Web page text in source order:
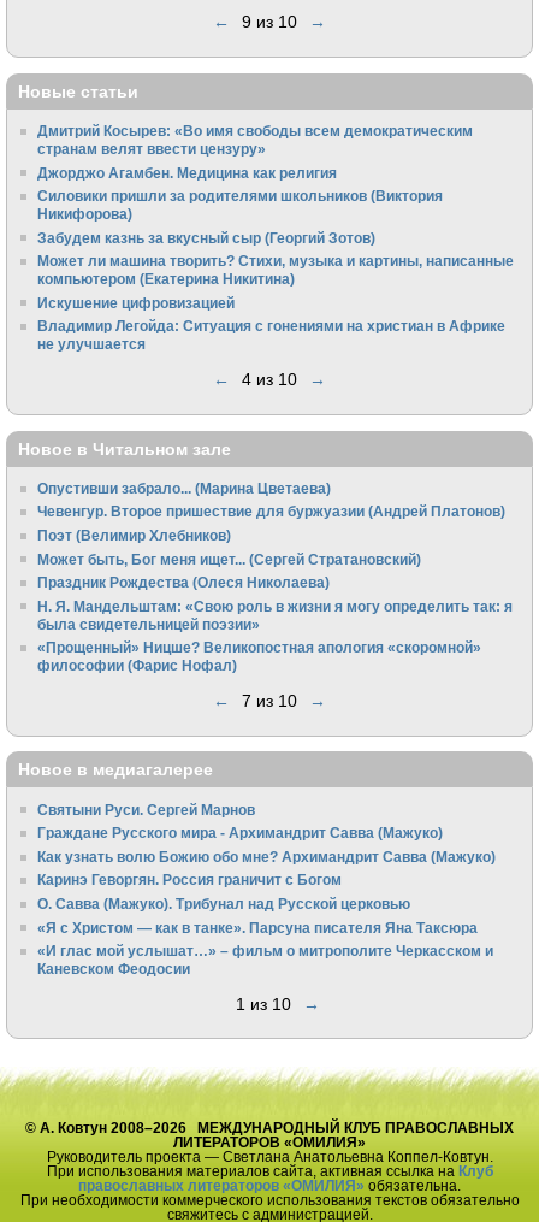
← 9 из 10 →
Новые статьи
Дмитрий Косырев: «Во имя свободы всем демократическим
странам велят ввести цензуру»
Джорджо Агамбен. Медицина как религия
Силовики пришли за родителями школьников (Виктория
Никифорова)
Забудем казнь за вкусный сыр (Георгий Зотов)
Может ли машина творить? Стихи, музыка и картины, написанные
компьютером (Екатерина Никитина)
Искушение цифровизацией
Владимир Легойда: Ситуация с гонениями на христиан в Африке
не улучшается
← 4 из 10 →
Новое в Читальном зале
Опустивши забрало... (Марина Цветаева)
Чевенгур. Второе пришествие для буржуазии (Андрей Платонов)
Поэт (Велимир Хлебников)
Может быть, Бог меня ищет... (Сергей Стратановский)
Праздник Рождества (Олеся Николаева)
Н. Я. Мандельштам: «Свою pоль в жизни я могу опpеделить так: я
была свидетельницей поэзии»
«Прощенный» Ницше? Великопостная апология «скоромной»
философии (Фарис Нофал)
← 7 из 10 →
Новое в медиагалерее
Святыни Руси. Сергей Марнов
Граждане Русского мира - Архимандрит Савва (Мажуко)
Как узнать волю Божию обо мне? Архимандрит Савва (Мажуко)
Каринэ Геворгян. Россия граничит с Богом
О. Савва (Мажуко). Трибунал над Русской церковью
«Я с Христом — как в танке». Парсуна писателя Яна Таксюра
«И глас мой услышат…» – фильм о митрополите Черкасском и
Каневском Феодосии
1 из 10 →
© А. Ковтун 2008–2026 МЕЖДУНАРОДНЫЙ КЛУБ ПРАВОСЛАВНЫХ
ЛИТЕРАТОРОВ «ОМИЛИЯ»
Руководитель проекта — Светлана Анатольевна Коппел-Ковтун.
При использования материалов сайта, активная ссылка на Клуб
православных литераторов «ОМИЛИЯ» обязательна.
При необходимости коммерческого использования текстов обязательно
свяжитесь с администрацией.